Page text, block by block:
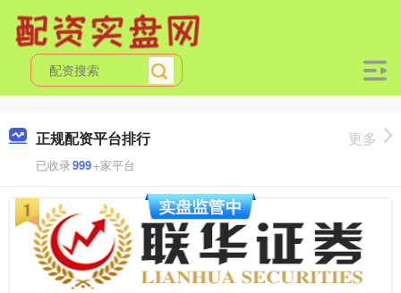
正规配资平台排行
已收录999+家平台
更多